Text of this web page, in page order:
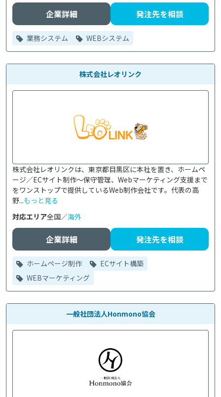
企業詳細 発注先を相談
業務システム WEBシステム
株式会社レオリンク
株式会社レオリンクは、東京都目黒区に本社を置き、ホームペ
ージ／ECサイト制作～保守管理、Webマーケティング支援まで
をワンストップで提供しているWeb制作会社です。代表の高
野...もっと見る
対応エリア全国／海外
企業詳細 発注先を相談
ホームページ制作
ECサイト構築
WEBマーケティング
一般社団法人Honmono協会